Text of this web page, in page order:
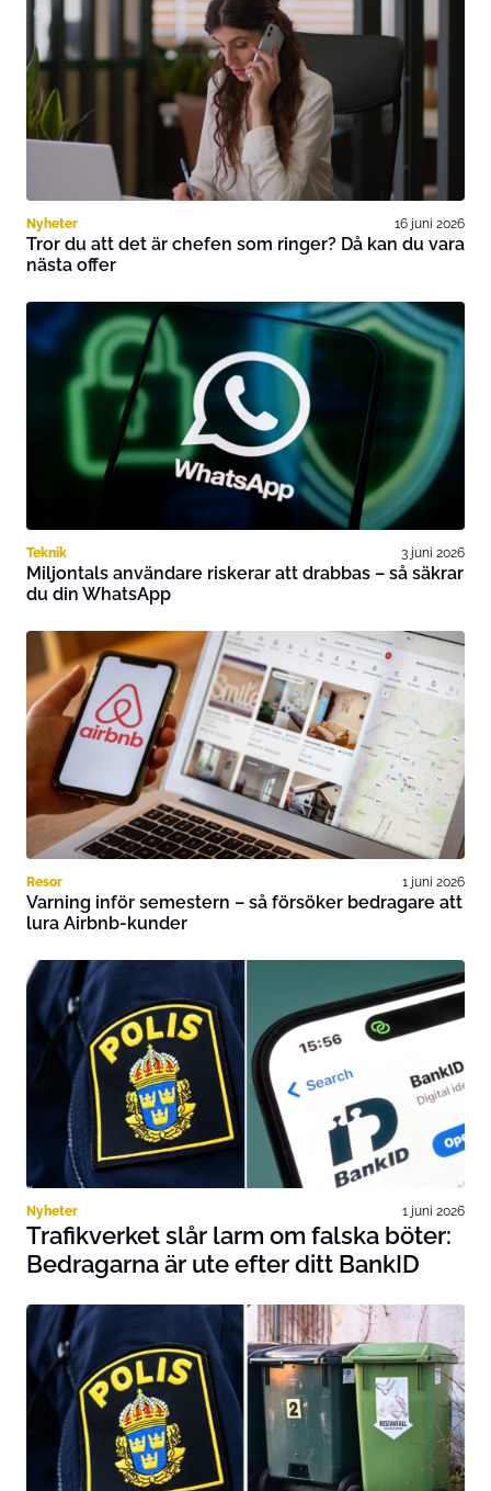
Nyheter 16 juni 2026
Tror du att det är chefen som ringer? Då kan du vara
nästa offer
Teknik 3 juni 2026
Miljontals användare riskerar att drabbas – så säkrar
du din WhatsApp
Resor 1 juni 2026
Varning inför semestern – så försöker bedragare att
lura Airbnb-kunder
Nyheter 1 juni 2026
Trafikverket slår larm om falska böter:
Bedragarna är ute efter ditt BankID